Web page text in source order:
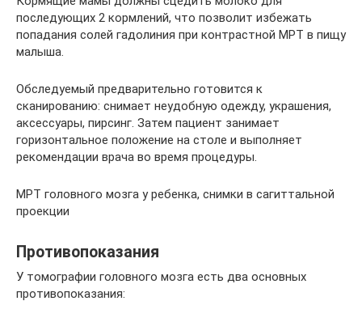
последующих 2 кормлений, что позволит избежать
попадания солей гадолиния при контрастной МРТ в пищу
малыша.
Обследуемый предварительно готовится к
сканированию: снимает неудобную одежду, украшения,
аксессуары, пирсинг. Затем пациент занимает
горизонтальное положение на столе и выполняет
рекомендации врача во время процедуры.
МРТ головного мозга у ребенка, снимки в сагиттальной
проекции
Противопоказания
У томографии головного мозга есть два основных
противопоказания: